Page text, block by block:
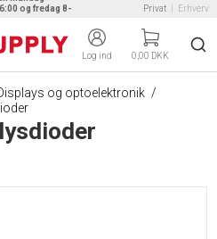
og fredag 8-
Privat Erhverv
Log ind 0,00 DKK
og optoelektronik /